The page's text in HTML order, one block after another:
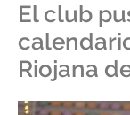
El club
Riojana